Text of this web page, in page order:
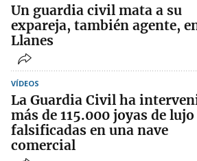
Un guardia civil mata a su
expareja, también agente,
Llanes
VÍDEOS
La Guardia Civil ha
más de 115.000 joyas de lujo
falsificadas en una nave
comercial